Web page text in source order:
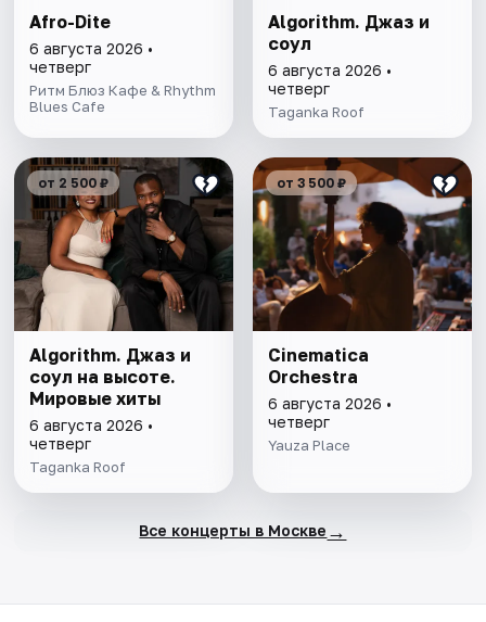
Afro-Dite
6 августа 2026 •
четверг
Ритм Блюз Кафе & Rhythm
Blues Cafe
Algorithm. Джаз и
соул
6 августа 2026 •
четверг
Taganka Roof
от 2 500 ₽
Algorithm. Джаз и
соул на высоте.
Мировые хиты
6 августа 2026 •
четверг
Taganka Roof
от 3 500 ₽
Cinematica
Orchestra
6 августа 2026 •
четверг
Yauza Place
Все концерты в Москве →